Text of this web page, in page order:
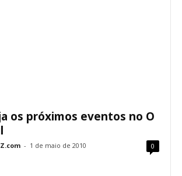
os próximos eventos no O
- 1 de maio de 2010 0